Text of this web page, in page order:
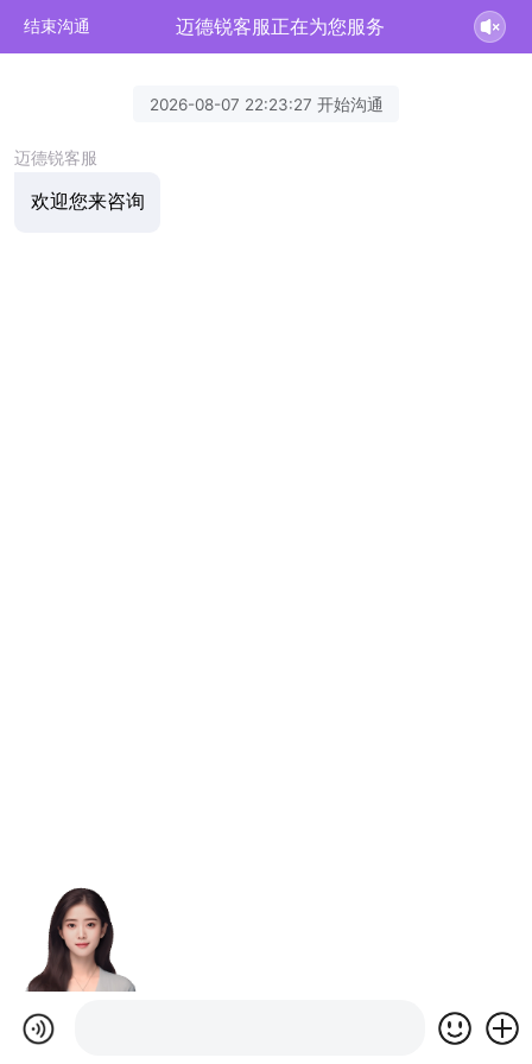
结束沟通 迈德锐客服正在为您服务
2026-08-07 22:23:27 开始沟通
迈德锐客服
欢迎您来咨询